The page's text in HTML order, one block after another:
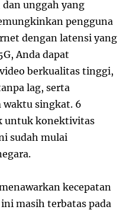
unggah yang
pengguna
dengan latensi yang
Anda dapat
berkualitas tinggi,
lag, serta
singkat. 6
untuk konektivitas
sudah mulai
kecepatan
masih terbatas pada